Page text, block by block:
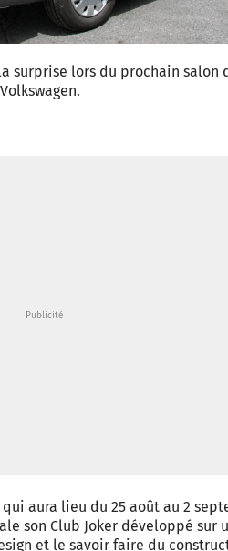
surprise lors du prochain salon
qui aura lieu du 25 août au 2
son Club Joker développé sur
et le savoir faire du